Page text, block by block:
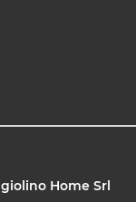
Home Srl